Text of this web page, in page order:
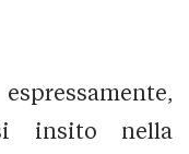
insito nella